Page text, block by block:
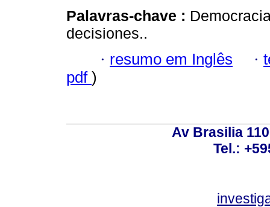
Palavras-chave :
decisiones..
· resumo em Inglês ·
pdf )
Av Brasilia
Tel.: